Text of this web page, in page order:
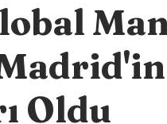
Oldu